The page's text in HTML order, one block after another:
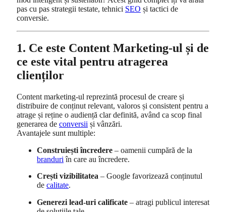
pas cu pas strategii testate, tehnici SEO și tactici de
conversie.
1. Ce este Content Marketing-ul și de
ce este vital pentru atragerea
clienților
Content marketing-ul reprezintă procesul de creare și
distribuire de conținut relevant, valoros și consistent pentru a
atrage și reține o audiență clar definită, având ca scop final
generarea de conversii și vânzări.
Avantajele sunt multiple:
Construiești încredere – oamenii cumpără de la
branduri în care au încredere.
Crești vizibilitatea – Google favorizează conținutul
de calitate.
Generezi lead-uri calificate – atragi publicul interesat